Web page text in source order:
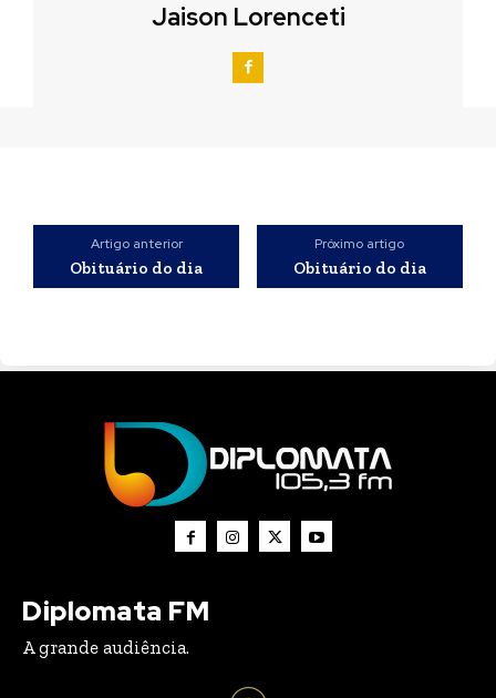
Jaison Lorenceti
Artigo anterior
Obituário do dia
Próximo artigo
Obituário do dia
Diplomata FM
A grande audiência.